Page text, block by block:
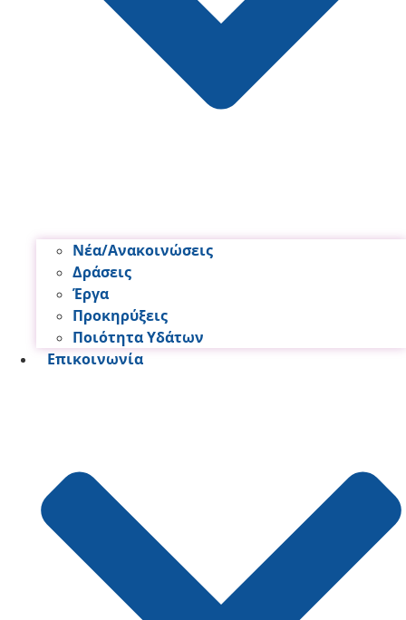
Νέα/Ανακοινώσεις
Δράσεις
Έργα
Προκηρύξεις
Ποιότητα Υδάτων
Επικοινωνία